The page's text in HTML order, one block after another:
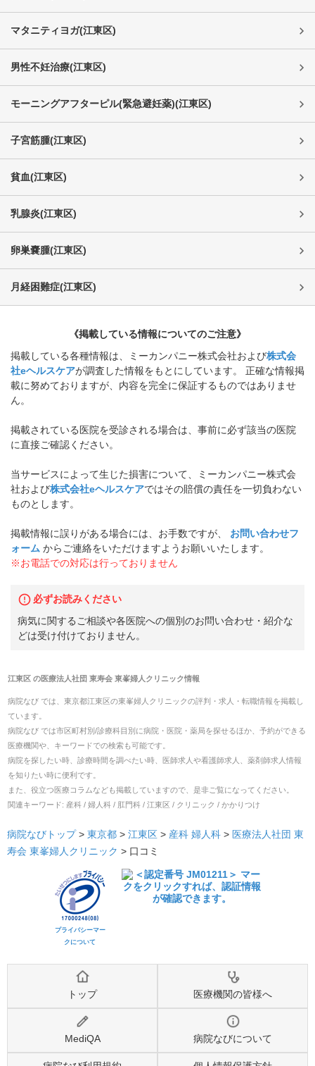
マタニティヨガ(江東区)
男性不妊治療(江東区)
モーニングアフターピル(緊急避妊薬)(江東区)
子宮筋腫(江東区)
貧血(江東区)
乳腺炎(江東区)
卵巣嚢腫(江東区)
月経困難症(江東区)
《掲載している情報についてのご注意》
掲載している各種情報は、ミーカンパニー株式会社および株式会
社eヘルスケアが調査した情報をもとにしています。 正確な情報掲
載に努めておりますが、内容を完全に保証するものではありませ
ん。
掲載されている医院を受診される場合は、事前に必ず該当の医院
に直接ご確認ください。
当サービスによって生じた損害について、ミーカンパニー株式会
社および株式会社eヘルスケアではその賠償の責任を一切負わない
ものとします。
掲載情報に誤りがある場合には、お手数ですが、
お問い合わせフ
ォーム からご連絡をいただけますようお願いいたします。
※お電話での対応は行っておりません
必ずお読みください
病気に関するご相談や各医院への個別のお問い合わせ・紹介な
どは受け付けておりません。
江東区の医療法人社団 東寿会 東峯婦人クリニック情報
病院なび では、 東京都江東区の東峯婦人クリニックの評判・求人・転職情報を掲載し
ています。
病院なび では市区町村別/診療科目別に病院・医院・薬局を探せるほか、予約ができる
医療機関や、キーワードでの検索も可能です。
病院を探したい時、診療時間を調べたい時、医師求人や看護師求人、薬剤師求人情報
を知りたい時に便利です。
また、役立つ医療コラムなども掲載していますので、是非ご覧になってください。
関連キーワード: 産科 / 婦人科 / 肛門科 / 江東区 / クリニック / かかりつけ
病院なびトップ > 東京都 > 江東区 > 産科 婦人科 > 医療法人社団 東
寿会 東峯婦人クリニック > 口コミ
プライバシーマー
クについて
トップ 医療機関の皆様へ
MediQA 病院なびについて